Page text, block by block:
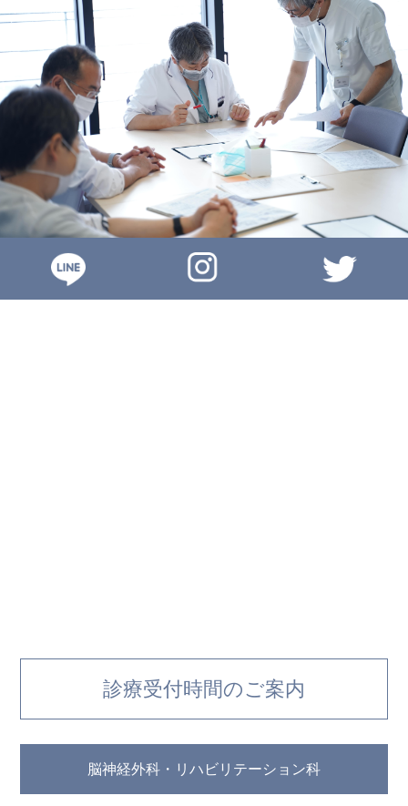
診療受付時間のご案内
脳神経外科・リハビリテーション科